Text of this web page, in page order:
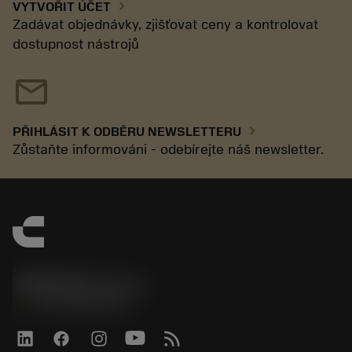
VYTVOŘIT ÚČET chevron_right
Zadávat objednávky, zjišťovat ceny a kontrolovat
dostupnost nástrojů
mail
PŘIHLÁSIT K ODBĚRU NEWSLETTERU chevron_right
Zůstaňte informováni - odebírejte náš newsletter.